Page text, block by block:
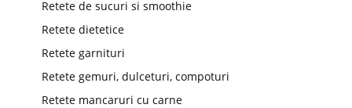
Retete de sucuri si smoothie
Retete dietetice
Retete garnituri
Retete gemuri, dulceturi, compoturi
Retete mancaruri cu carne